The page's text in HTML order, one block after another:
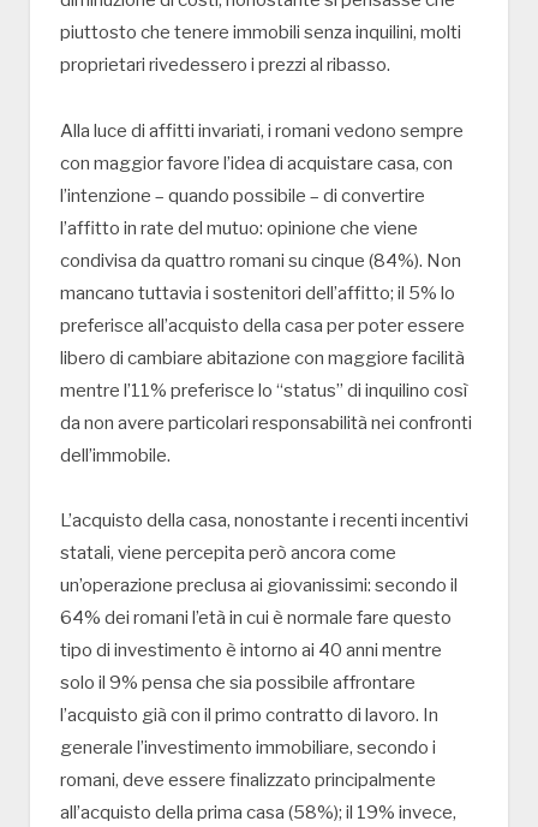
piuttosto che tenere immobili senza inquilini, molti
proprietari rivedessero i prezzi al ribasso.
Alla luce di affitti invariati, i romani vedono sempre
con maggior favore l’idea di acquistare casa, con
l’intenzione – quando possibile – di convertire
l’affitto in rate del mutuo: opinione che viene
condivisa da quattro romani su cinque (84%). Non
mancano tuttavia i sostenitori dell’affitto; il 5% lo
preferisce all’acquisto della casa per poter essere
libero di cambiare abitazione con maggiore facilità
mentre l’11% preferisce lo “status” di inquilino così
da non avere particolari responsabilità nei confronti
dell’immobile.
L’acquisto della casa, nonostante i recenti incentivi
statali, viene percepita però ancora come
un’operazione preclusa ai giovanissimi: secondo il
64% dei romani l’età in cui è normale fare questo
tipo di investimento è intorno ai 40 anni mentre
solo il 9% pensa che sia possibile affrontare
l’acquisto già con il primo contratto di lavoro. In
generale l’investimento immobiliare, secondo i
romani, deve essere finalizzato principalmente
all’acquisto della prima casa (58%); il 19% invece,